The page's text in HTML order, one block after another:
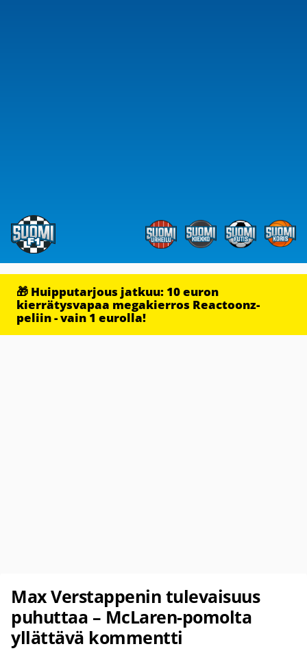
🎁 Huipputarjous jatkuu: 10 euron
kierrätysvapaa megakierros Reactoonz-
peliin - vain 1 eurolla!
Max Verstappenin tulevaisuus
puhuttaa – McLaren-pomolta
yllättävä kommentti